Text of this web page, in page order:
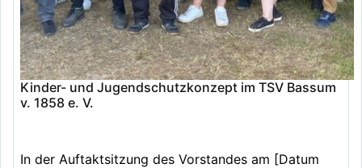
Kinder- und Jugendschutzkonzept im TSV Bassum
v. 1858 e. V.
In der Auftaktsitzung des Vorstandes am [Datum